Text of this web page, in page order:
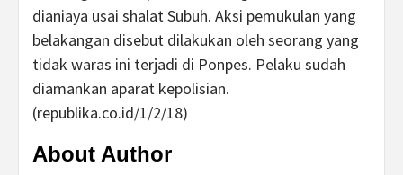
dianiaya usai shalat Subuh. Aksi pemukulan yang
belakangan disebut dilakukan oleh seorang yang
tidak waras ini terjadi di Ponpes. Pelaku sudah
diamankan aparat kepolisian.
(republika.co.id/1/2/18)
About Author